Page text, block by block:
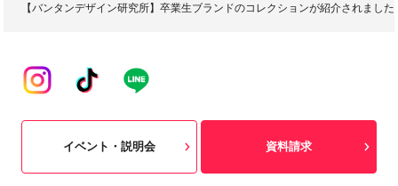
【バンタンデザイン研究所】卒業生ブランドのコレクションが紹介されまし
イベント・説明会 資料請求